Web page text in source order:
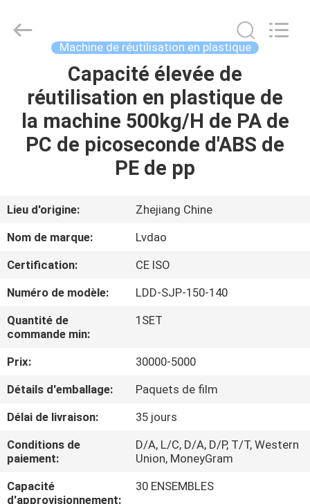
MAISON
PRODUITS
DE
NOUS
VISITE
D'USINE
CONTRÔLE
DE
QUALITÉ
CONTACTEZ-
NOUS
MACHINERY
INDUSTRIAL
Machine de réutilisation en plastique
Capacité élevée de
réutilisation en plastique de
la machine 500kg/H de PA de
PC de picoseconde d'ABS de
PE de pp
Lieu d'origine:
Zhejiang Chine
Nom de marque:
Lvdao
Certification:
CE ISO
Numéro de modèle:
LDD-SJP-150-140
Quantité de
commande min:
1SET
Prix:
30000-5000
Détails d'emballage:
Paquets de film
Délai de livraison:
35 jours
Conditions de
paiement:
D/A, L/C, D/A, D/P, T/T, Western
Union, MoneyGram
Capacité
d'approvisionnement:
30 ENSEMBLES